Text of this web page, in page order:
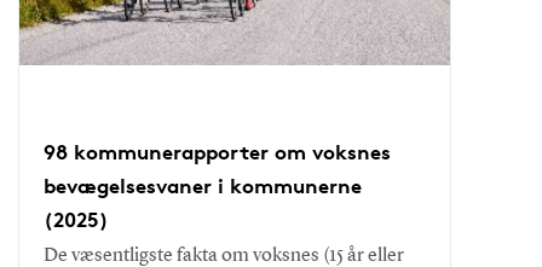
98 kommunerapporter om voksnes
bevægelsesvaner i kommunerne
(2025)
De væsentligste fakta om voksnes (15 år eller